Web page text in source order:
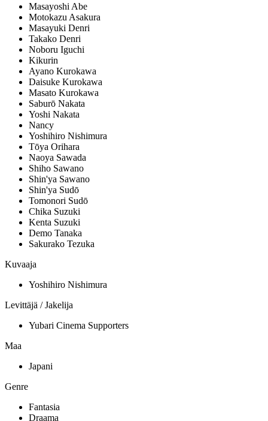
Masayoshi Abe
Motokazu Asakura
Masayuki Denri
Takako Denri
Noboru Iguchi
Kikurin
Ayano Kurokawa
Daisuke Kurokawa
Masato Kurokawa
Saburō Nakata
Yoshi Nakata
Nancy
Yoshihiro Nishimura
Tōya Orihara
Naoya Sawada
Shiho Sawano
Shin'ya Sawano
Shin'ya Sudō
Tomonori Sudō
Chika Suzuki
Kenta Suzuki
Demo Tanaka
Sakurako Tezuka
Kuvaaja
Yoshihiro Nishimura
Levittäjä / Jakelija
Yubari Cinema Supporters
Maa
Japani
Genre
Fantasia
Draama